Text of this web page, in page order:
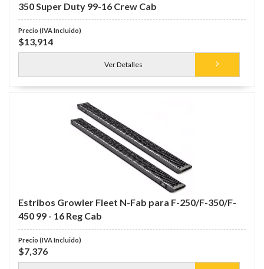
350 Super Duty 99-16 Crew Cab
$13,914
Ver Detalles
Estribos Growler Fleet N-Fab para F-250/F-350/F-
450 99 - 16 Reg Cab
$7,376